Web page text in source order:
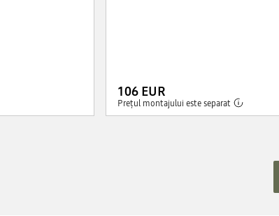
106 EUR
Prețul montajului este separat